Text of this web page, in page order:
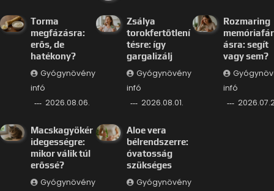
Torma
megfázásra:
erős, de
hatékony?
Gyógynövény
infó
2026.08.06.
Zsálya
torokfertőtlení
tésre: így
gargalizálj
Gyógynövény
infó
2026.08.01.
Rozmaring
ásra: segít
vagy sem?
infó
Macskagyökér
idegességre:
mikor válik túl
erőssé?
Gyógynövény
Aloe vera
bélrendszerre:
óvatosság
szükséges
Gyógynövény